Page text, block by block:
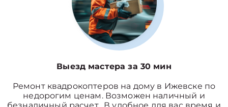
Выезд мастера за 30 мин
Ремонт квадрокоптеров на дому в Ижевске по
недорогим ценам. Возможен наличный и